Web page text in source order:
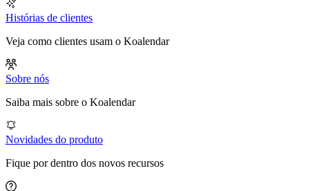
Histórias de clientes
Veja como clientes usam o Koalendar
Sobre nós
Saiba mais sobre o Koalendar
Novidades do produto
Fique por dentro dos novos recursos